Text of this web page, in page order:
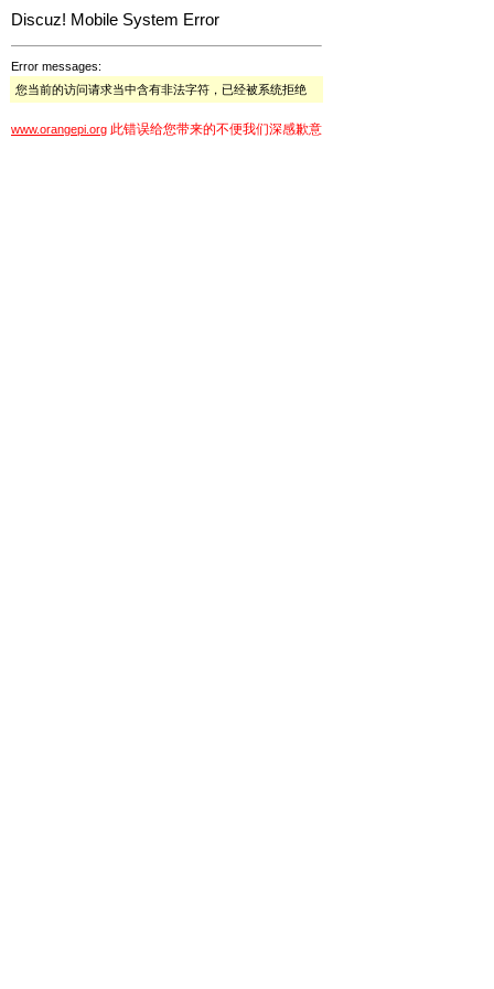
Discuz! Mobile System Error
Error messages:
您当前的访问请求当中含有非法字符，已经被系统拒绝
www.orangepi.org 此错误给您带来的不便我们深感歉意